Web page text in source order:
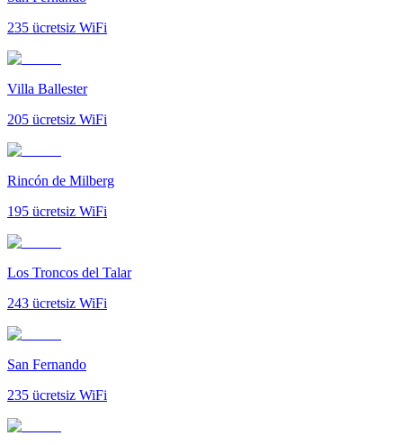
235 ücretsiz WiFi
Villa Ballester
205 ücretsiz WiFi
Rincón de Milberg
195 ücretsiz WiFi
Los Troncos del Talar
243 ücretsiz WiFi
San Fernando
235 ücretsiz WiFi